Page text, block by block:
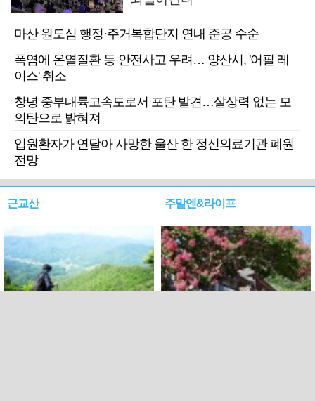
마산 원도심 행정·주거복합단지 연내 준공 수순
폭염에 온열질환 등 안전사고 우려… 양산시, '어필 레
이스' 취소
창녕 중부내륙고속도로서 포탄 발견…살상력 없는 모
의탄으로 밝혀져
입원환자가 연달아 사망한 울산 한 정신의료기관 폐원
전망
근교산 주말엔&라이프